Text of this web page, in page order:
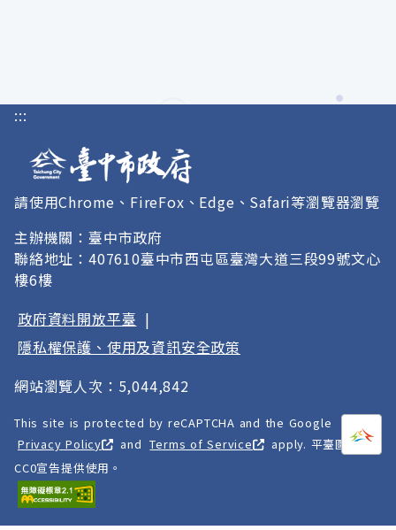
打開
:::
請使用Chrome、FireFox、Edge、Safari等瀏覽器瀏覽
主辦機關：臺中市政府
聯絡地址：407610臺中市西屯區臺灣大道三段99號文心
樓6樓
政府資料開放平臺 |
隱私權保護、使用及資訊安全政策
網站瀏覽人次：5,044,842
This site is protected by reCAPTCHA and the Google
Privacy Policy
and Terms of Service
apply. 平臺圖像以
CC0宣告提供使用。